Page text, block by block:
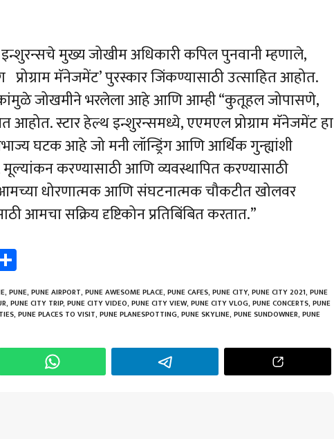
इन्शुरन्सचे मुख्य जोखीम अधिकारी कपिल पुनवानी म्हणाले,
प्रोग्राम मॅनेजमेंट’ पुरस्कार जिंकण्यासाठी उत्साहित आहोत.
जोखमीने भरलेला आहे आणि आम्ही “कुतूहल जोपासणे,
आहोत. स्टार हेल्थ इन्शुरन्समध्ये, एएमएल प्रोग्राम मॅनेजमेंट हा
घटक आहे जो मनी लॉन्ड्रिंग आणि आर्थिक गुन्ह्यांशी
करण्यासाठी आणि व्यवस्थापित करण्यासाठी
धोरणात्मक आणि संघटनात्मक चौकटीत खोलवर
सक्रिय दृष्टिकोन प्रतिबिंबित करतात.”
ar
e
, PUNE, PUNE AIRPORT, PUNE AWESOME PLACE, PUNE CAFES, PUNE CITY, PUNE CITY 2021, PUNE
, PUNE CITY TRIP, PUNE CITY VIDEO, PUNE CITY VIEW, PUNE CITY VLOG, PUNE CONCERTS, PUNE
, PUNE PLACES TO VISIT, PUNE PLANESPOTTING, PUNE SKYLINE, PUNE SUNDOWNER, PUNE